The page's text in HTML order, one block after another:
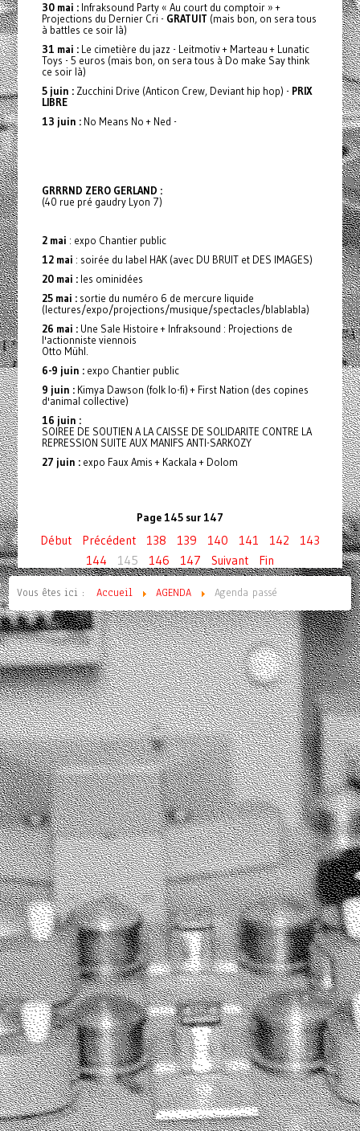
30 mai :Infraksound Party « Au court du comptoir » +
Projections du Dernier Cri - GRATUIT (mais bon, on sera tous
à battles ce soir là)
31 mai :Le cimetière du jazz - Leitmotiv + Marteau + Lunatic
Toys - 5 euros (mais bon, on sera tous à Do make Say think
ce soir là)
5 juin :Zucchini Drive (Anticon Crew, Deviant hip hop) - PRIX
LIBRE
13 juin : No Means No + Ned -
GRRRND ZERO GERLAND :
(40 rue pré gaudry Lyon 7)
2 mai : expo Chantier public
12 mai : soirée du label HAK (avec DU BRUIT et DES IMAGES)
20 mai :les ominidées
25 mai :sortie du numéro 6 de mercure liquide
(lectures/expo/projections/musique/spectacles/blablabla)
26 mai :Une Sale Histoire + Infraksound : Projections de
l'actionniste viennois
Otto Mühl.
6-9 juin :expo Chantier public
9 juin :Kimya Dawson (folk lo-fi) + First Nation (des copines
d'animal collective)
16 juin :
SOIREE DE SOUTIEN A LA CAISSE DE SOLIDARITE CONTRE LA
REPRESSION SUITE AUX MANIFS ANTI-SARKOZY
27 juin :expo Faux Amis + Kackala + Dolom
Page 145 sur 147
Début Précédent 138 139 140 141 142
143
144
145 146 147 Suivant Fin
Vous êtes ici : Accueil AGENDA Agenda passé